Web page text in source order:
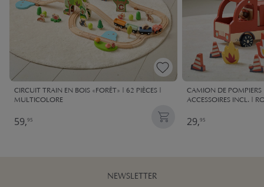
CIRCUIT TRAIN EN BOIS «FORÊT» | 62 PIÈCES |
MULTICOLORE
59,95
CAMION DE POMPIERS
ACCESSOIRES INCL. |
29,95
NEWSLETTER